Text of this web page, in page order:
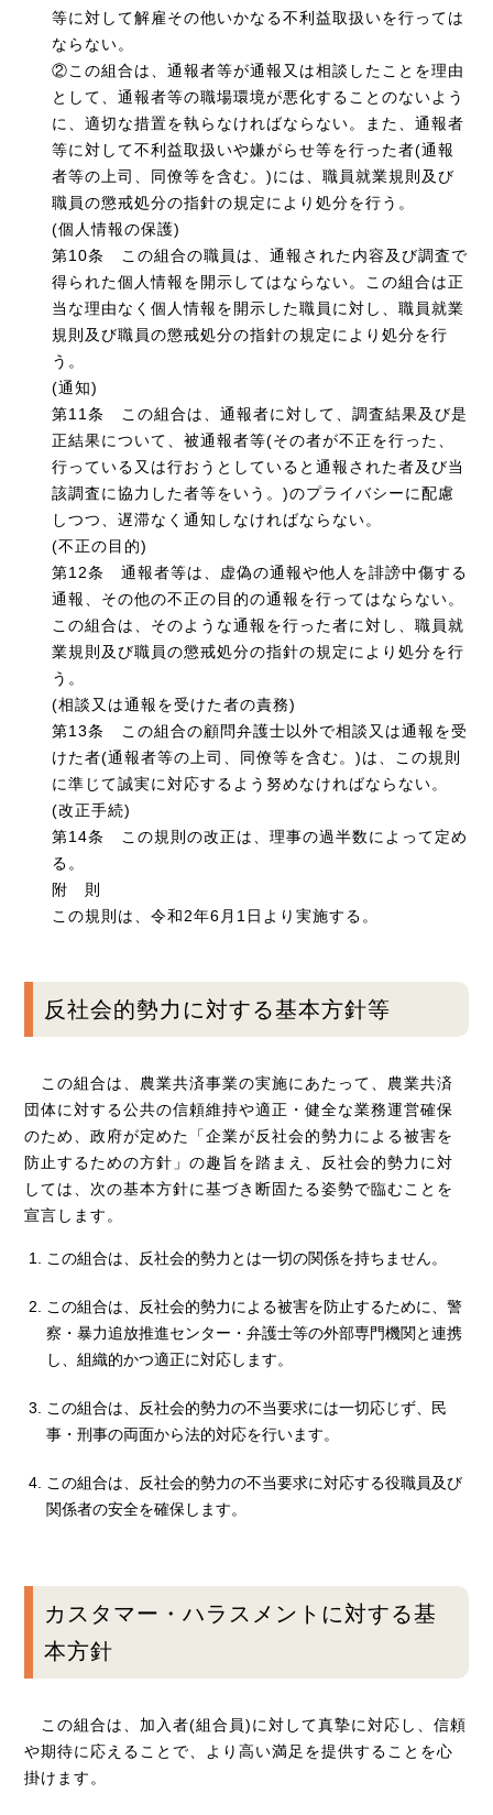
等に対して解雇その他いかなる不利益取扱いを行っては
ならない。
②この組合は、通報者等が通報又は相談したことを理由
として、通報者等の職場環境が悪化することのないよう
に、適切な措置を執らなければならない。また、通報者
等に対して不利益取扱いや嫌がらせ等を行った者(通報
者等の上司、同僚等を含む。)には、職員就業規則及び
職員の懲戒処分の指針の規定により処分を行う。
(個人情報の保護)
第10条 この組合の職員は、通報された内容及び調査で
得られた個人情報を開示してはならない。この組合は正
当な理由なく個人情報を開示した職員に対し、職員就業
規則及び職員の懲戒処分の指針の規定により処分を行
う。
(通知)
第11条 この組合は、通報者に対して、調査結果及び是
正結果について、被通報者等(その者が不正を行った、
行っている又は行おうとしていると通報された者及び当
該調査に協力した者等をいう。)のプライバシーに配慮
しつつ、遅滞なく通知しなければならない。
(不正の目的)
第12条 通報者等は、虚偽の通報や他人を誹謗中傷する
通報、その他の不正の目的の通報を行ってはならない。
この組合は、そのような通報を行った者に対し、職員就
業規則及び職員の懲戒処分の指針の規定により処分を行
う。
(相談又は通報を受けた者の責務)
第13条 この組合の顧問弁護士以外で相談又は通報を受
けた者(通報者等の上司、同僚等を含む。)は、この規則
に準じて誠実に対応するよう努めなければならない。
(改正手続)
第14条 この規則の改正は、理事の過半数によって定め
る。
附 則
この規則は、令和2年6月1日より実施する。
反社会的勢力に対する基本方針等
この組合は、農業共済事業の実施にあたって、農業共済
団体に対する公共の信頼維持や適正・健全な業務運営確保
のため、政府が定めた「企業が反社会的勢力による被害を
防止するための方針」の趣旨を踏まえ、反社会的勢力に対
しては、次の基本方針に基づき断固たる姿勢で臨むことを
宣言します。
この組合は、反社会的勢力とは一切の関係を持ちません。
この組合は、反社会的勢力による被害を防止するために、警
察・暴力追放推進センター・弁護士等の外部専門機関と連携
し、組織的かつ適正に対応します。
この組合は、反社会的勢力の不当要求には一切応じず、民
事・刑事の両面から法的対応を行います。
この組合は、反社会的勢力の不当要求に対応する役職員及び
関係者の安全を確保します。
カスタマー・ハラスメントに対する基
本方針
この組合は、加入者(組合員)に対して真摯に対応し、信頼
や期待に応えることで、より高い満足を提供することを心
掛けます。